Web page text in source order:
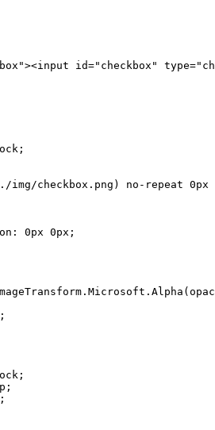
id="checkbox"
img/checkbox.png) no-repeat 0px
0px 0px;